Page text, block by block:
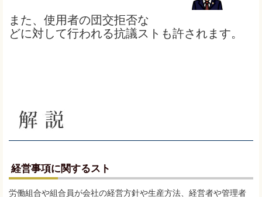
また、使用者の団交拒否な
どに対して行われる抗議ストも許されます。
経営事項に関するスト
労働組合や組合員が会社の経営方針や生産方法、経営者や管理者